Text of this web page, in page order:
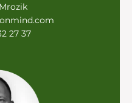
27 37